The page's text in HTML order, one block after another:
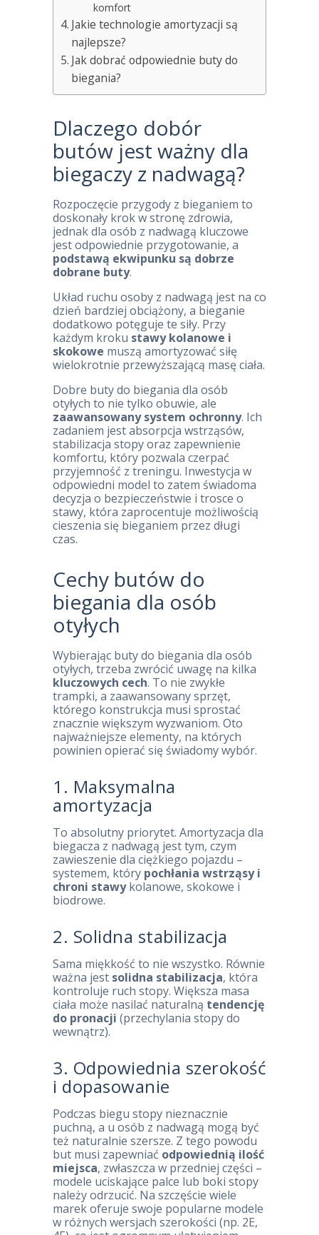
komfort
Jakie technologie amortyzacji są
najlepsze?
Jak dobrać odpowiednie buty do
biegania?
Dlaczego dobór
butów jest ważny dla
biegaczy z nadwagą?
Rozpoczęcie przygody z bieganiem to
doskonały krok w stronę zdrowia,
jednak dla osób z nadwagą kluczowe
jest odpowiednie przygotowanie, a
podstawą ekwipunku są dobrze
dobrane buty.
Układ ruchu osoby z nadwagą jest na co
dzień bardziej obciążony, a bieganie
dodatkowo potęguje te siły. Przy
każdym kroku stawy kolanowe i
skokowe muszą amortyzować siłę
wielokrotnie przewyższającą masę ciała.
Dobre buty do biegania dla osób
otyłych to nie tylko obuwie, ale
zaawansowany system ochronny. Ich
zadaniem jest absorpcja wstrząsów,
stabilizacja stopy oraz zapewnienie
komfortu, który pozwala czerpać
przyjemność z treningu. Inwestycja w
odpowiedni model to zatem świadoma
decyzja o bezpieczeństwie i trosce o
stawy, która zaprocentuje możliwością
cieszenia się bieganiem przez długi
czas.
Cechy butów do
biegania dla osób
otyłych
Wybierając buty do biegania dla osób
otyłych, trzeba zwrócić uwagę na kilka
kluczowych cech. To nie zwykłe
trampki, a zaawansowany sprzęt,
którego konstrukcja musi sprostać
znacznie większym wyzwaniom. Oto
najważniejsze elementy, na których
powinien opierać się świadomy wybór.
1. Maksymalna
amortyzacja
To absolutny priorytet. Amortyzacja dla
biegacza z nadwagą jest tym, czym
zawieszenie dla ciężkiego pojazdu –
systemem, który pochłania wstrząsy i
chroni stawykolanowe, skokowe i
biodrowe.
2. Solidna stabilizacja
Sama miękkość to nie wszystko. Równie
ważna jest solidna stabilizacja, która
kontroluje ruch stopy. Większa masa
ciała może nasilać naturalną tendencję
do pronacji (przechylania stopy do
wewnątrz).
3. Odpowiednia szerokość
i dopasowanie
Podczas biegu stopy nieznacznie
puchną, a u osób z nadwagą mogą być
też naturalnie szersze. Z tego powodu
but musi zapewniać odpowiednią ilość
miejsca, zwłaszcza w przedniej części –
modele uciskające palce lub boki stopy
należy odrzucić. Na szczęście wiele
marek oferuje swoje popularne modele
w różnych wersjach szerokości (np. 2E,